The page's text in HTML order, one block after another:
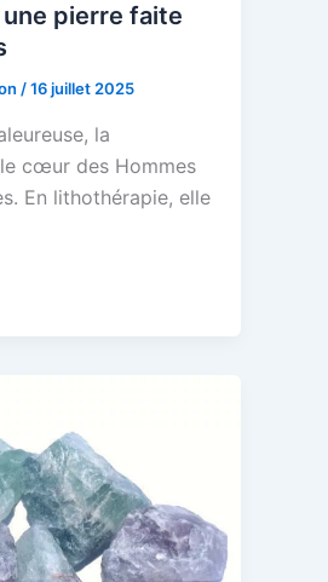
pierre faite
/16 juillet 2025
la
cœur des Hommes
En lithothérapie, elle